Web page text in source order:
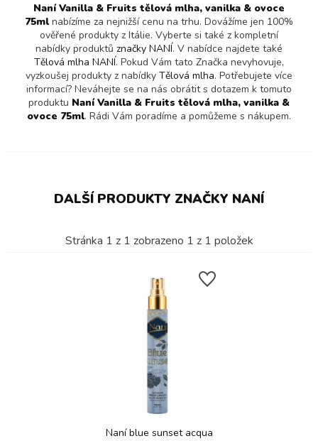
Naní Vanilla & Fruits tělová mlha, vanilka & ovoce
75ml nabízíme za nejnižší cenu na trhu. Dovážíme jen 100%
ověřené produkty z Itálie. Vyberte si také z kompletní
nabídky produktů značky NANÍ. V nabídce najdete také
Tělová mlha NANÍ. Pokud Vám tato Značka nevyhovuje,
vyzkoušej produkty z nabídky Tělová mlha. Potřebujete více
informací? Neváhejte se na nás obrátit s dotazem k tomuto
produktu Naní Vanilla & Fruits tělová mlha, vanilka &
ovoce 75ml. Rádi Vám poradíme a pomůžeme s nákupem.
DALŠÍ PRODUKTY ZNAČKY NANÍ
Stránka 1 z 1 zobrazeno 1 z 1 položek
Naní blue sunset acqua